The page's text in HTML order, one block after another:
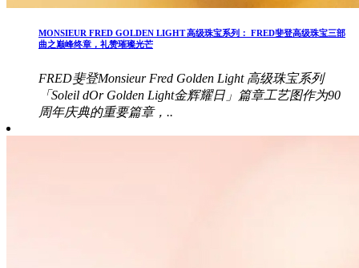
MONSIEUR FRED GOLDEN LIGHT 高级珠宝系列： FRED斐登高级珠宝三部
曲之巅峰终章，礼赞璀璨光芒
FRED斐登Monsieur Fred Golden Light 高级珠宝系列
「Soleil dOr Golden Light金辉耀日」篇章工艺图作为90
周年庆典的重要篇章，..